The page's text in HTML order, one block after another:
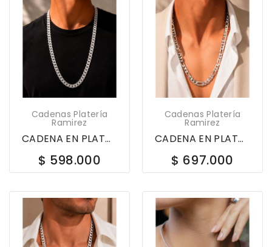
Cadenas Platería
Ramirez
CADENA EN PLATA LEY 925 GS DIAMANTADA 60CM 347169
$ 598.000
Cadenas Platería
Ramirez
CADENA EN PLATA LEY 925 FIGARO 3X1 60CM 343486
$ 697.000